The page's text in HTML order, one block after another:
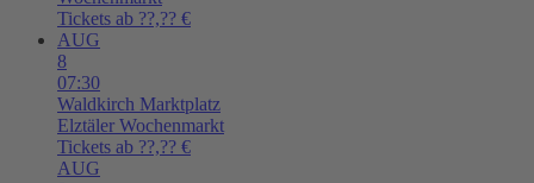
Tickets ab ??,?? €
AUG
8
07:30
Waldkirch Marktplatz
Elztäler Wochenmarkt
Tickets ab ??,?? €
AUG